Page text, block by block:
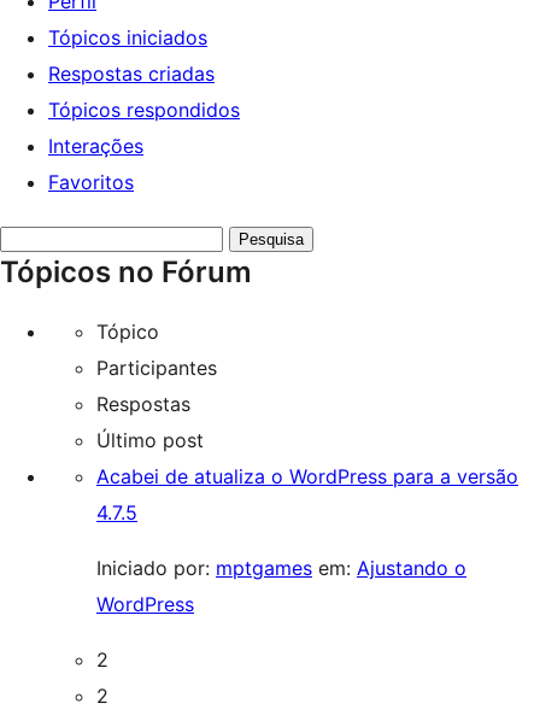
Tópicos iniciados
Respostas criadas
Tópicos respondidos
Interações
Favoritos
tópicos:
Tópicos no Fórum
Tópico
Participantes
Respostas
Último post
Acabei de atualiza o WordPress para a versão
4.7.5
Iniciado por: mptgames em: Ajustando o
WordPress
2
2